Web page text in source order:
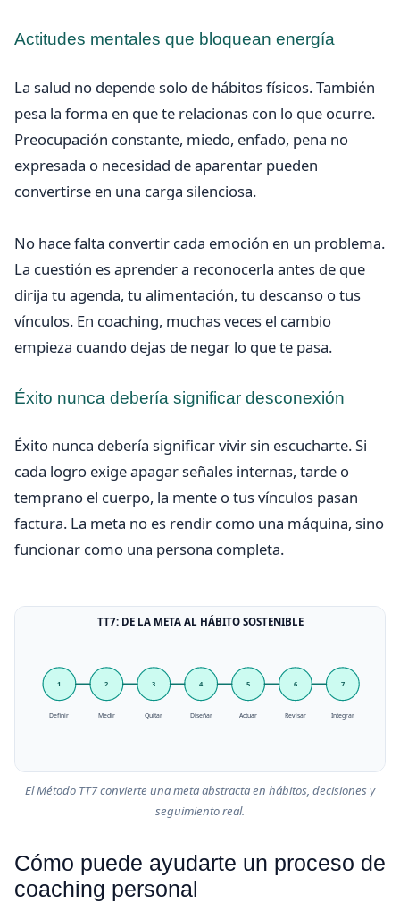
Actitudes mentales que bloquean energía
La salud no depende solo de hábitos físicos. También
pesa la forma en que te relacionas con lo que ocurre.
Preocupación constante, miedo, enfado, pena no
expresada o necesidad de aparentar pueden
convertirse en una carga silenciosa.
No hace falta convertir cada emoción en un problema.
La cuestión es aprender a reconocerla antes de que
dirija tu agenda, tu alimentación, tu descanso o tus
vínculos. En coaching, muchas veces el cambio
empieza cuando dejas de negar lo que te pasa.
Éxito nunca debería significar desconexión
Éxito nunca debería significar vivir sin escucharte. Si
cada logro exige apagar señales internas, tarde o
temprano el cuerpo, la mente o tus vínculos pasan
factura. La meta no es rendir como una máquina, sino
funcionar como una persona completa.
TT7: DE LA META AL HÁBITO SOSTENIBLE
1 2 3 4 5 6 7
Definir Medir Quitar Diseñar Actuar Revisar Integrar
El Método TT7 convierte una meta abstracta en hábitos, decisiones y
seguimiento real.
Cómo puede ayudarte un proceso de
coaching personal